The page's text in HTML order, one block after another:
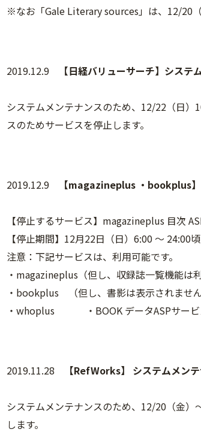
※なお「Gale Literary sources」は、12/20
2019.12.9 【日経バリューサーチ】システ
システムメンテナンスのため、12/22（日
スのためサービスを停止します。
2019.12.9 【magazineplus ・bookplus】
【停止するサービス】magazineplus 目次
【停止期間】12月22日（日）6:00 ～ 24:00頃
注意：下記サービスは、利用可能です。
・magazineplus（但し、収録誌一覧機能は
・bookplus （但し、書影は表示されません
・whoplus ・BOOK データASPサービ
2019.11.28 【RefWorks】 システムメン
システムメンテナンスのため、12/20（金
します。